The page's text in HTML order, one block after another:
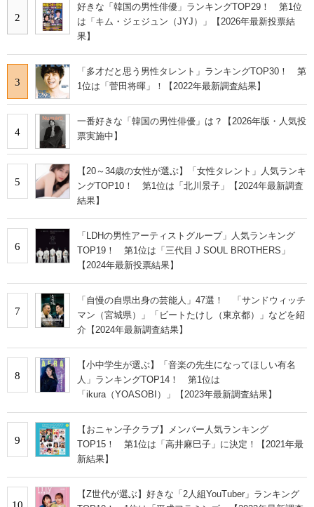
2
好きな「韓国の男性俳優」ランキングTOP29！ 第1位
は「キム・ジェジュン（JYJ）」【2026年最新投票結
果】
3
「多才だと思う男性タレント」ランキングTOP30！ 第
1位は「菅田将暉」！【2022年最新調査結果】
4
一番好きな「韓国の男性俳優」は？【2026年版・人気投
票実施中】
5
【20～34歳の女性が選ぶ】「女性タレント」人気ランキ
ングTOP10！ 第1位は「北川景子」【2024年最新調査
結果】
6
「LDHの男性アーティストグループ」人気ランキング
TOP19！ 第1位は「三代目 J SOUL BROTHERS」
【2024年最新投票結果】
7
「自慢の自県出身の芸能人」47選！ 「サンドウィッチ
マン（宮城県）」「ビートたけし（東京都）」などを紹
介【2024年最新調査結果】
8
【小中学生が選ぶ】「音楽の先生になってほしい有名
人」ランキングTOP14！ 第1位は
「ikura（YOASOBI）」【2023年最新調査結果】
9
【おニャン子クラブ】メンバー人気ランキング
TOP15！ 第1位は「高井麻巳子」に決定！【2021年最
新結果】
10
【Z世代が選ぶ】好きな「2人組YouTuber」ランキング